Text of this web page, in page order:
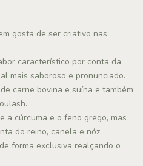
gosta de ser criativo nas
característico por conta da
mais saboroso e pronunciado.
carne bovina e suína e também
a cúrcuma e o feno grego, mas
do reino, canela e nóz
forma exclusiva realçando o